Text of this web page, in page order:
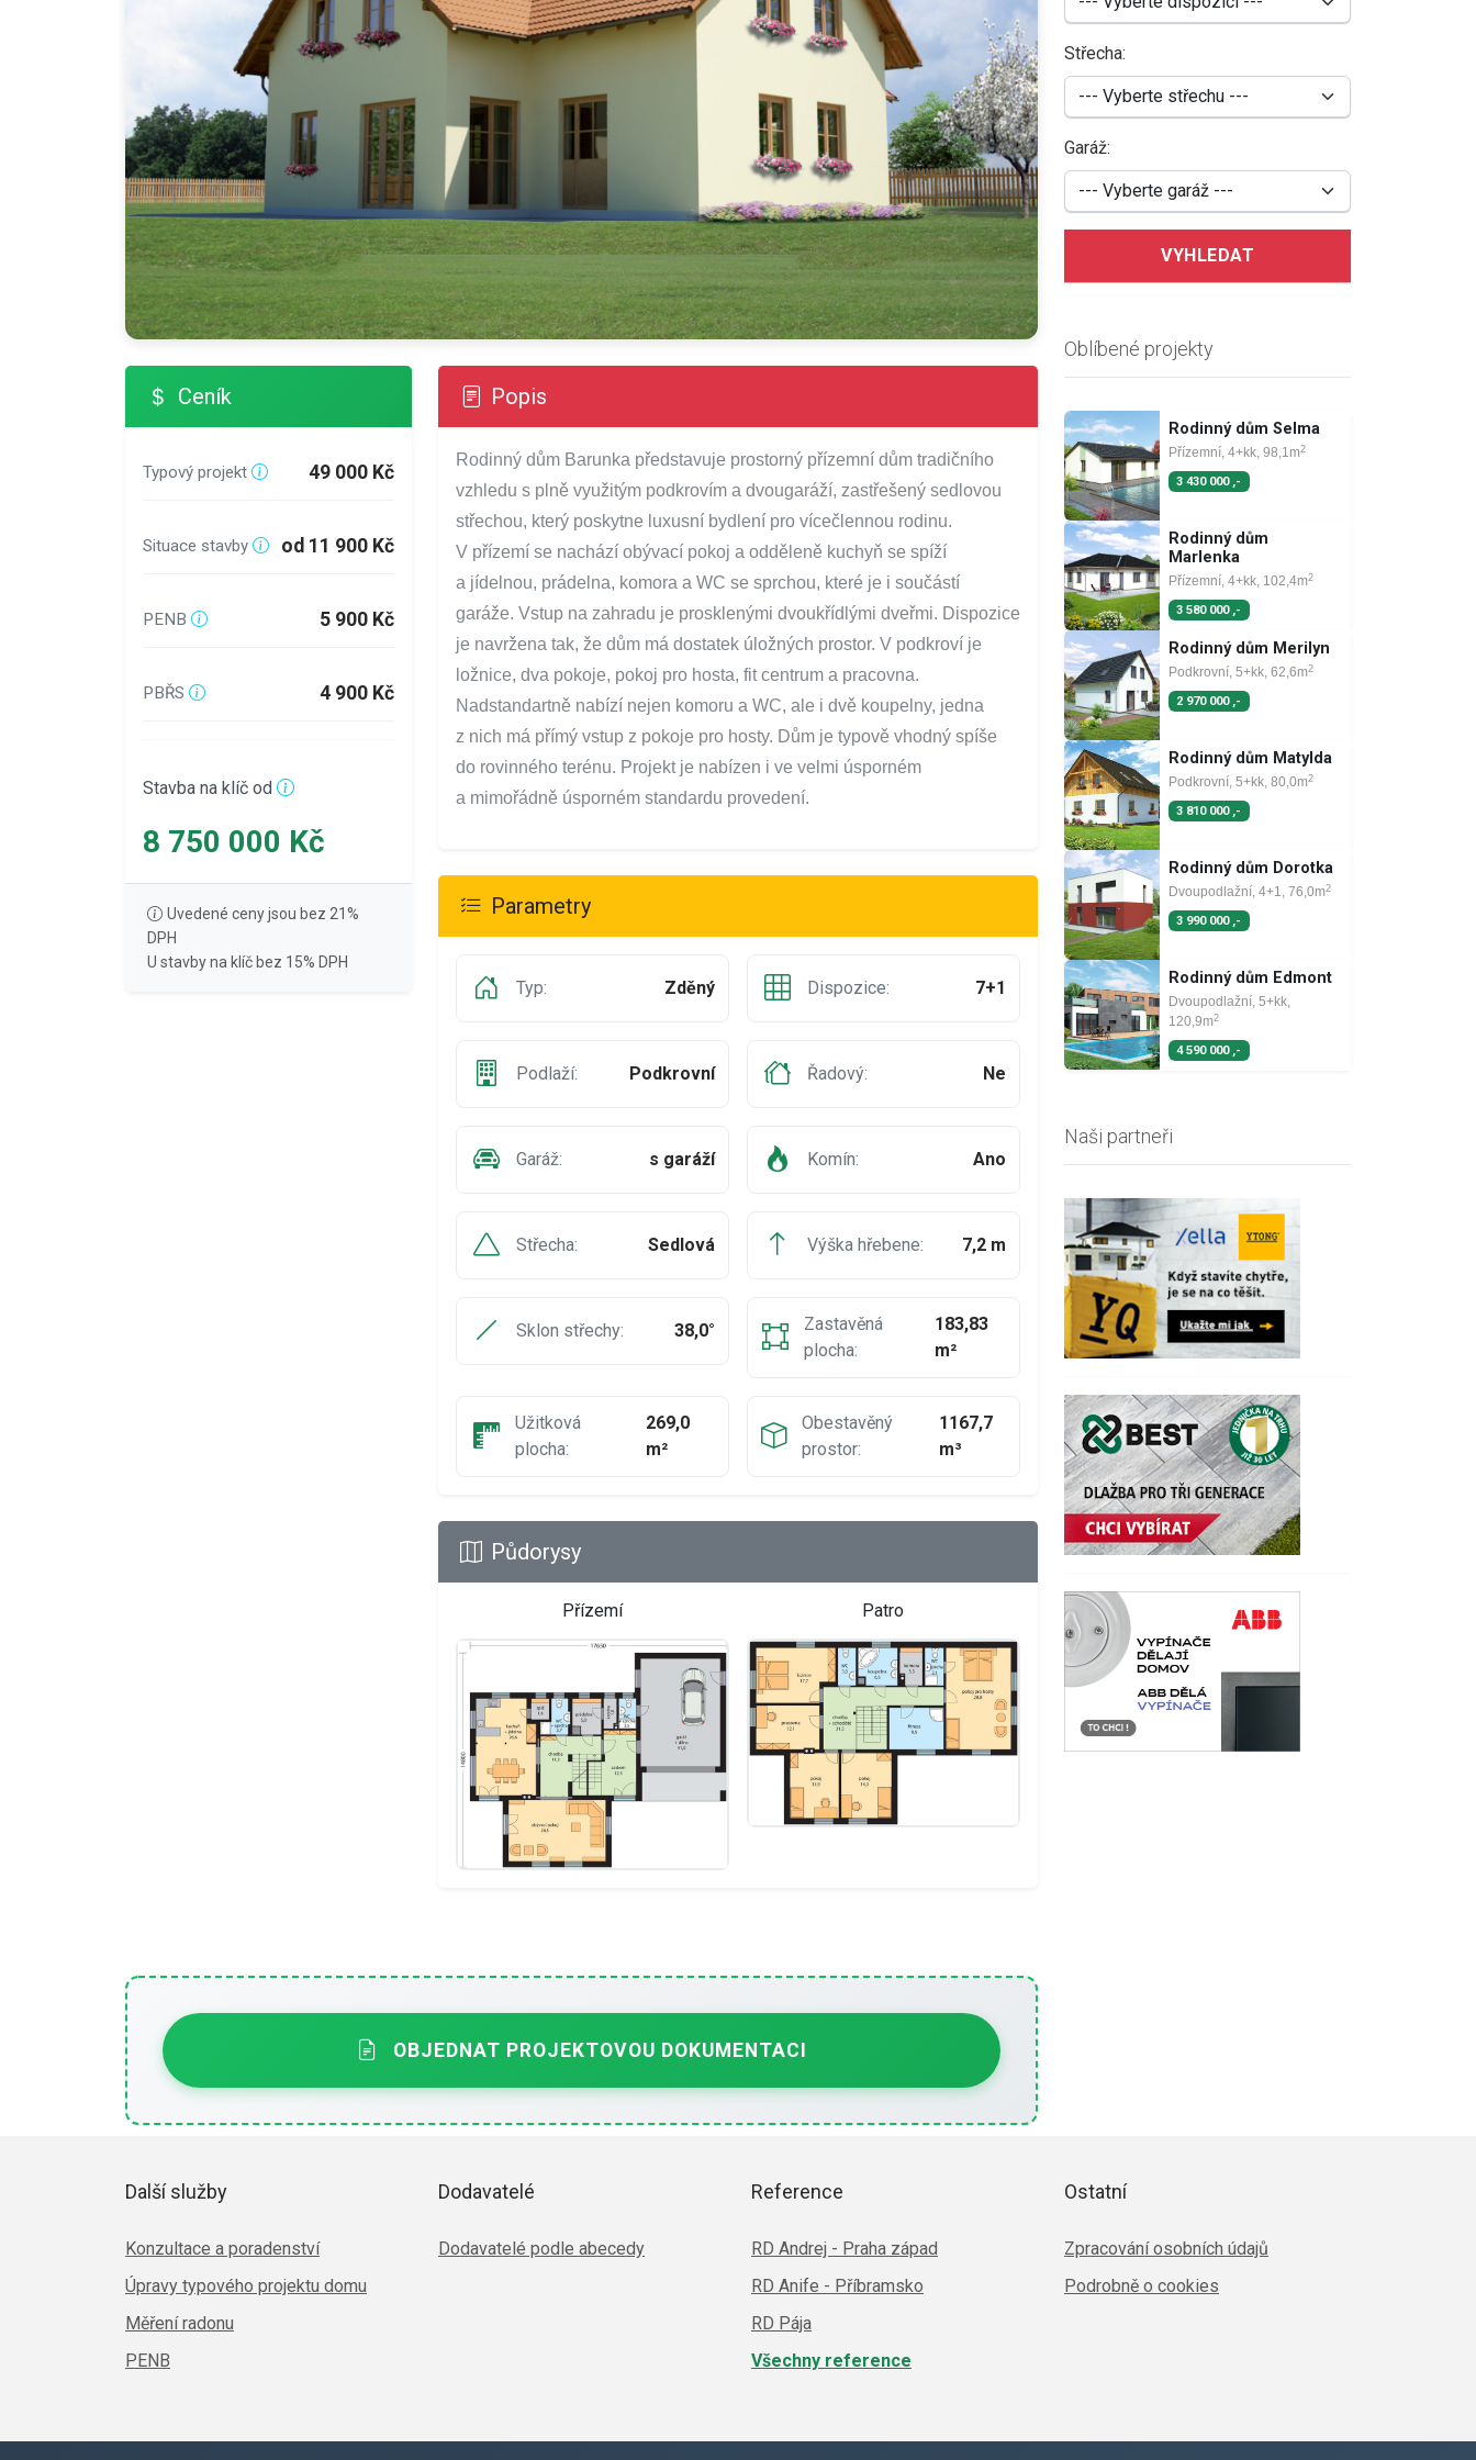
Ceník
Typový projekt 49 000 Kč
Situace stavby od 11 900 Kč
PENB 5 900 Kč
PBŘS 4 900 Kč
Stavba na klíč od
8 750 000 Kč
Uvedené ceny jsou bez 21%
DPH
U stavby na klíč bez 15% DPH
Popis
Rodinný dům Barunka představuje prostorný přízemní dům tradičního
vzhledu s plně využitým podkrovím a dvougaráží, zastřešený sedlovou
střechou, který poskytne luxusní bydlení pro vícečlennou rodinu.
V přízemí se nachází obývací pokoj a odděleně kuchyň se spíží
a jídelnou, prádelna, komora a WC se sprchou, které je i součástí
garáže. Vstup na zahradu je prosklenými dvoukřídlými dveřmi. Dispozice
je navržena tak, že dům má dostatek úložných prostor. V podkroví je
ložnice, dva pokoje, pokoj pro hosta, fit centrum a pracovna.
Nadstandartně nabízí nejen komoru a WC, ale i dvě koupelny, jedna
z nich má přímý vstup z pokoje pro hosty. Dům je typově vhodný spíše
do rovinného terénu. Projekt je nabízen i ve velmi úsporném
a mimořádně úsporném standardu provedení.
Parametry
Typ: Zděný Dispozice: 7+1
Podlaží: Podkrovní Řadový: Ne
Garáž: s garáží Komín: Ano
Střecha: Sedlová Výška hřebene: 7,2 m
Sklon střechy: 38,0°
Zastavěná
plocha:
183,83
m²
Užitková
plocha:
269,0
m²
Obestavěný
prostor:
1167,7
m³
Půdorysy
Přízemí Patro
OBJEDNAT PROJEKTOVOU DOKUMENTACI
Střecha:
Garáž:
VYHLEDAT
Oblíbené projekty
Rodinný dům Selma
Přízemní, 4+kk, 98,1m2
3 430 000 ,-
Rodinný dům
Marlenka
Přízemní, 4+kk, 102,4m2
3 580 000 ,-
Rodinný dům Merilyn
Podkrovní, 5+kk, 62,6m2
2 970 000 ,-
Rodinný dům Matylda
Podkrovní, 5+kk, 80,0m2
3 810 000 ,-
Rodinný dům Dorotka
Dvoupodlažní, 4+1, 76,0m2
3 990 000 ,-
Rodinný dům Edmont
Dvoupodlažní, 5+kk,
120,9m2
4 590 000 ,-
Naši partneři
Další služby
Konzultace a poradenství
Úpravy typového projektu domu
Měření radonu
PENB
Dodavatelé
Dodavatelé podle abecedy
Reference
RD Andrej - Praha západ
RD Anife - Příbramsko
RD Pája
Všechny reference
Ostatní
Zpracování osobních údajů
Podrobně o cookies